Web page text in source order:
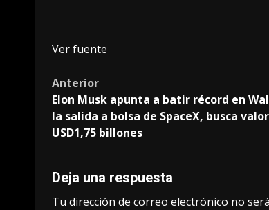
Ver fuente
Post
navigation
Anterior
Elon Musk apunta a batir récord en
la salida a bolsa de SpaceX, busca
USD1,75 billones
Deja una respuesta
Tu dirección de correo electrónico no